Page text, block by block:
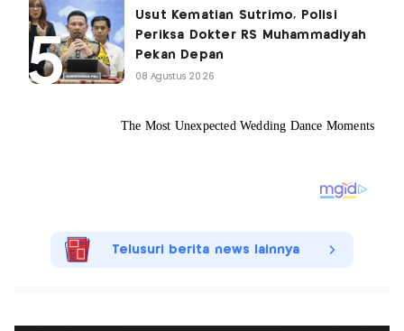
Usut Kematian Sutrimo, Polisi
Periksa Dokter RS Muhammadiyah
Pekan Depan
08 Agustus 2026
Telusuri berita news lainnya